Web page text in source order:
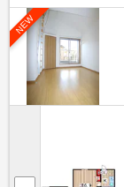
NEW